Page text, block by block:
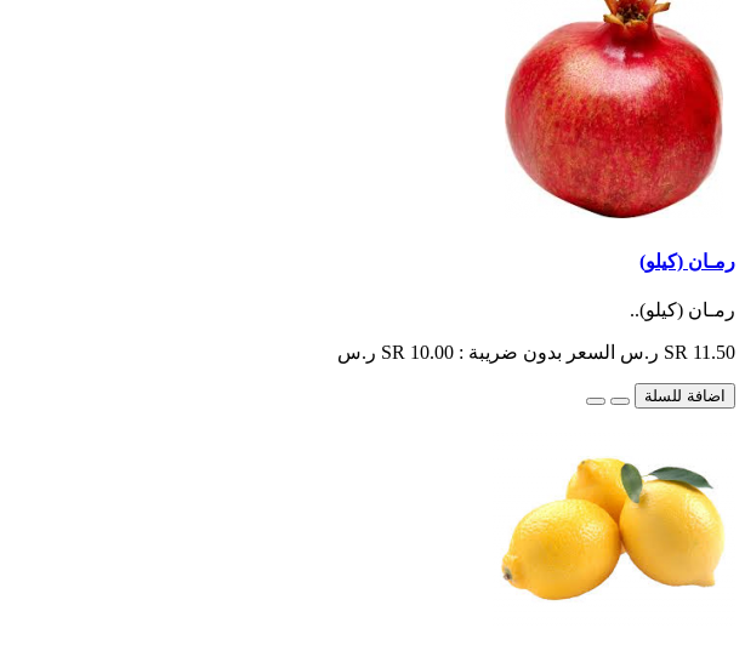
رمـان (كيلو)
رمـان (كيلو)..
SR 11.50 ر.س السعر بدون ضريبة : SR 10.00 ر.س
اضافة للسلة